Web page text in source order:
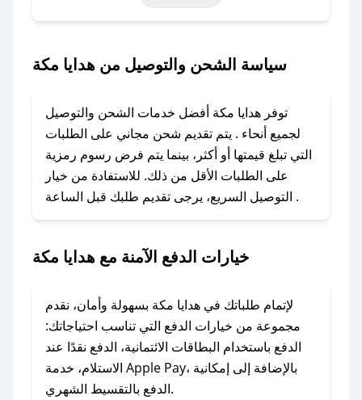
باستخدام تطبيق صحصح، يمكنك العثور بسهولة على
تواصل معنا عبر تويتر أو البريد الإلكتروني لإضافته
بسرعة.
### كيفية استخدام كود خصم هدايا مكة؟
1. انسخ كود الخصم من تطبيق صحصح.
2. الصقه في خانة الدفع عند التسوق من هدايا مكة.
### ماذا أفعل إذا لم يعمل كود الخصم؟
الرسائل الخاصة على تويتر أو البريد الإلكتروني،
وسنقوم بحل المشكلة في أسرع وقت ممكن.
### ماذا أفعل إذا لم أجد كود خصم لمتجري
المفضل؟
سياسة الشحن والتوصيل من هدايا مكة
توفر هدايا مكة أفضل خدمات الشحن والتوصيل
لجميع أنحاء . يتم تقديم شحن مجاني على الطلبات
التي تبلغ قيمتها أو أكثر، بينما يتم فرض رسوم رمزية
على الطلبات الأقل من ذلك. للاستفادة من خيار
التوصيل السريع، يرجى تقديم طلبك قبل الساعة .
خيارات الدفع الآمنة مع هدايا مكة
لإتمام طلباتك في هدايا مكة بسهولة وأمان، نقدم
مجموعة من خيارات الدفع التي تناسب احتياجاتك:
الدفع باستخدام البطاقات الائتمانية، الدفع نقدًا عند
الاستلام، خدمة Apple Pay، بالإضافة إلى إمكانية
الدفع بالتقسيط الشهري.